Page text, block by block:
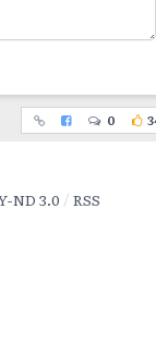
0
ND 3.0 RSS